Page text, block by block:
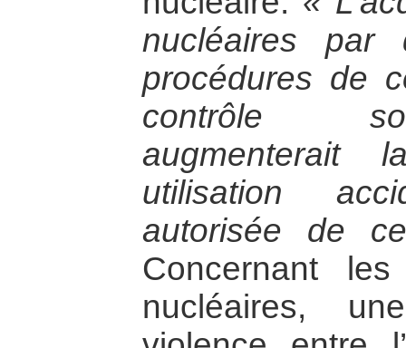
nucléaires
procédures de
contrôle
augmenterait
utilisation
autorisée de
Concernant
nucléaires,